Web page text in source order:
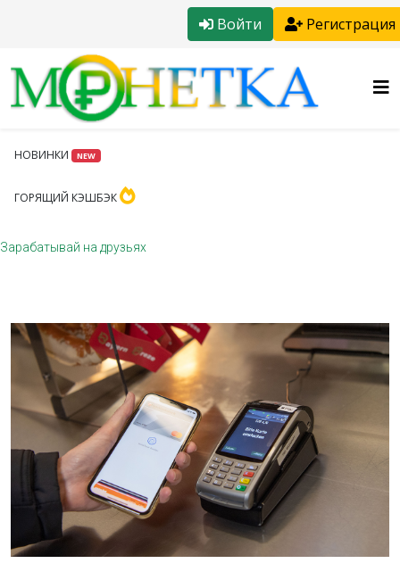
Войти Регистрация
НОВИНКИ NEW
ГОРЯЩИЙ КЭШБЭК
Зарабатывай на друзьях